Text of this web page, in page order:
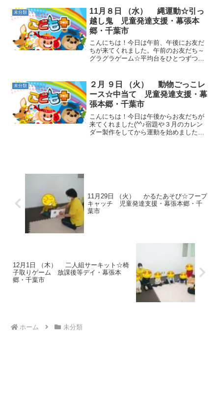
かなか勝てないお友だち、チームでカバ
ーしながらゲームを...
未分類
11月８日 （水） 縄運動☆引っ
越し鬼 児童発達支援・幕張本
郷・千葉市
こんにちは！今日は午前、午後にお友だ
ちが来てくれました。午前のお友だち～
グラグラゲーム☆平均台をひとつずつ積
しまっても、その音やダイナミックな平
均台の散らばりに嬉...
未分類
２月 ９日 （火） 動物ごっこレ
ース☆中当て 児童発達支援・幕
張本郷・千葉市
こんにちは！今日は午後からお友だちが
来てくれました(^^♪宿題や３月のカレン
ダー製作をしてから運動を始めました。
11月29日 （火） かるたあそび☆フープ
キャッチ 児童発達支援・幕張本郷・千
葉市
12月1日 （木） 二人組サーキット☆椅
子取りゲーム 放課後等デイ・幕張本
郷・千葉市
ホーム 未分類